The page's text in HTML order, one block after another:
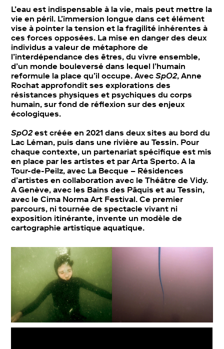
L’eau est indispensable à la vie, mais peut mettre la
vie en péril. L’immersion longue dans cet élément
vise à pointer la tension et la fragilité inhérentes à
ces forces opposées. La mise en danger des deux
individus a valeur de métaphore de
l’interdépendance des êtres, du vivre ensemble,
d’un monde bouleversé dans lequel l’humain
reformule la place qu’il occupe. AvecSpO2, Anne
Rochat approfondit ses explorations des
résistances physiques et psychiques du corps
humain, sur fond de réflexion sur des enjeux
écologiques.
SpO2est créée en 2021 dans deux sites au bord du
Lac Léman, puis dans une rivière au Tessin. Pour
chaque contexte, un partenariat spécifique est mis
en place par les artistes et par Arta Sperto. A la
Tour-de-Peilz, avec La Becque – Résidences
d’artistes en collaboration avec le Théâtre de Vidy.
A Genève, avec les Bains des Pâquis et au Tessin,
avec le Cima Norma Art Festival. Ce premier
parcours, ni tournée de spectacle vivant ni
exposition itinérante, invente un modèle de
cartographie artistique aquatique.